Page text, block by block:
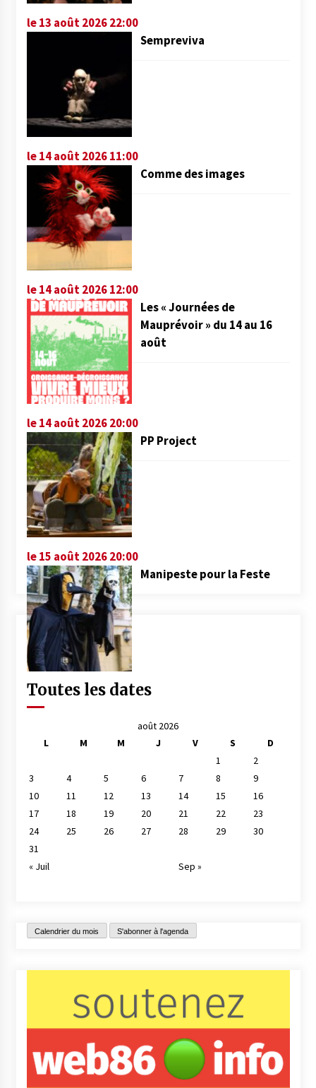
le 13 août 2026 22:00
Sempreviva
le 14 août 2026 11:00
Comme des images
le 14 août 2026 12:00
Les « Journées de
Mauprévoir » du 14 au 16
août
le 14 août 2026 20:00
PP Project
le 15 août 2026 20:00
Manipeste pour la Feste
Toutes les dates
août 2026
L
M M J V S
D
1
2
3
4 5 6 7 8
9
10
11 12 13 14 15
16
17
18 19 20 21 22
23
24
25 26 27 28 29
30
31
« Juil
Sep »
Calendrier du mois S'abonner à l'agenda